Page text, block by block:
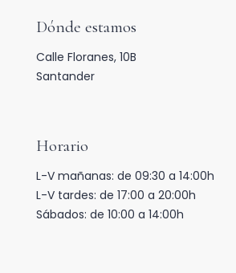
Dónde estamos
Calle Floranes, 10B
Santander
Horario
L-V mañanas: de 09:30 a 14:00h
L-V tardes: de 17:00 a 20:00h
Sábados: de 10:00 a 14:00h